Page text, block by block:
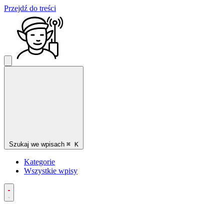
Przejdź do treści
Szukaj we wpisach ⌘ K
Kategorie
Wszystkie wpisy